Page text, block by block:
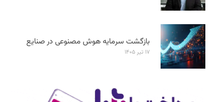
بازگشت سرمایه هوش مصنوعی در صنایع
۱۷ تیر ۱۴۰۵